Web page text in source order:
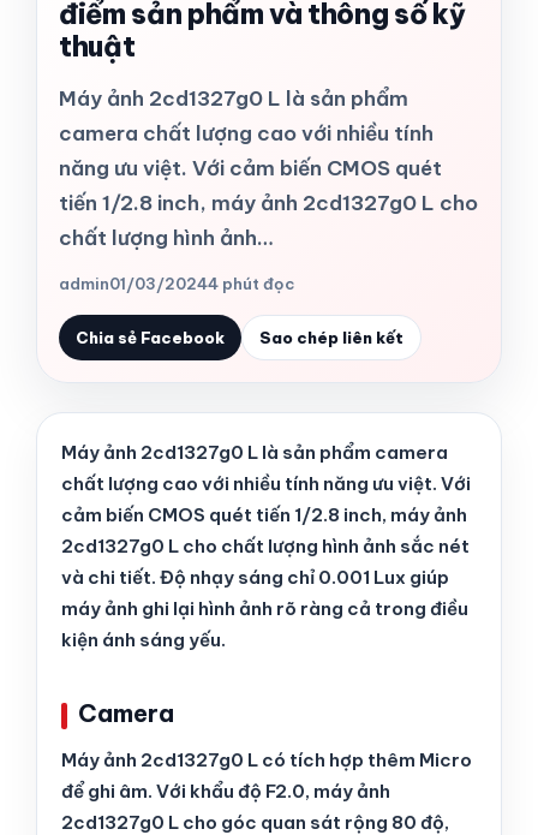
điểm sản phẩm và thông số kỹ
thuật
Máy ảnh 2cd1327g0 L là sản phẩm
camera chất lượng cao với nhiều tính
năng ưu việt. Với cảm biến CMOS quét
tiến 1/2.8 inch, máy ảnh 2cd1327g0 L cho
chất lượng hình ảnh…
admin01/03/20244 phút đọc
Chia sẻ Facebook Sao chép liên kết
Máy ảnh 2cd1327g0 L là sản phẩm camera
chất lượng cao với nhiều tính năng ưu việt. Với
cảm biến CMOS quét tiến 1/2.8 inch, máy ảnh
2cd1327g0 L cho chất lượng hình ảnh sắc nét
và chi tiết. Độ nhạy sáng chỉ 0.001 Lux giúp
máy ảnh ghi lại hình ảnh rõ ràng cả trong điều
kiện ánh sáng yếu.
Camera
Máy ảnh 2cd1327g0 L có tích hợp thêm Micro
để ghi âm. Với khẩu độ F2.0, máy ảnh
2cd1327g0 L cho góc quan sát rộng 80 độ,